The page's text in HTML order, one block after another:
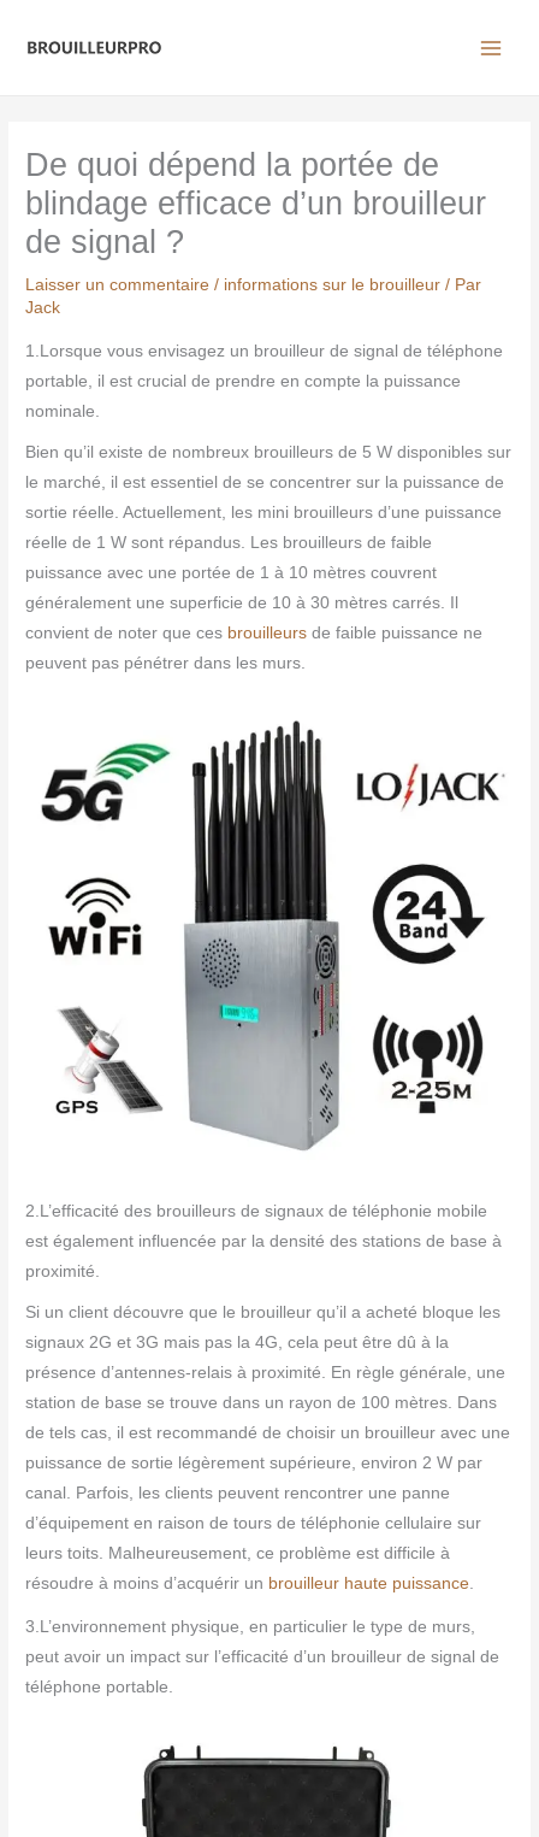
De quoi dépend la portée de
blindage efficace d’un brouilleur
de signal ?
Laisser un commentaire / informations sur le brouilleur / Par
Jack
1.Lorsque vous envisagez un brouilleur de signal de téléphone
portable, il est crucial de prendre en compte la puissance
nominale.
Bien qu’il existe de nombreux brouilleurs de 5 W disponibles sur
le marché, il est essentiel de se concentrer sur la puissance de
sortie réelle. Actuellement, les mini brouilleurs d’une puissance
réelle de 1 W sont répandus. Les brouilleurs de faible
puissance avec une portée de 1 à 10 mètres couvrent
généralement une superficie de 10 à 30 mètres carrés. Il
convient de noter que ces brouilleurs de faible puissance ne
peuvent pas pénétrer dans les murs.
2.L’efficacité des brouilleurs de signaux de téléphonie mobile
est également influencée par la densité des stations de base à
proximité.
Si un client découvre que le brouilleur qu’il a acheté bloque les
signaux 2G et 3G mais pas la 4G, cela peut être dû à la
présence d’antennes-relais à proximité. En règle générale, une
station de base se trouve dans un rayon de 100 mètres. Dans
de tels cas, il est recommandé de choisir un brouilleur avec une
puissance de sortie légèrement supérieure, environ 2 W par
canal. Parfois, les clients peuvent rencontrer une panne
d’équipement en raison de tours de téléphonie cellulaire sur
leurs toits. Malheureusement, ce problème est difficile à
résoudre à moins d’acquérir un brouilleur haute puissance.
3.L’environnement physique, en particulier le type de murs,
peut avoir un impact sur l’efficacité d’un brouilleur de signal de
téléphone portable.